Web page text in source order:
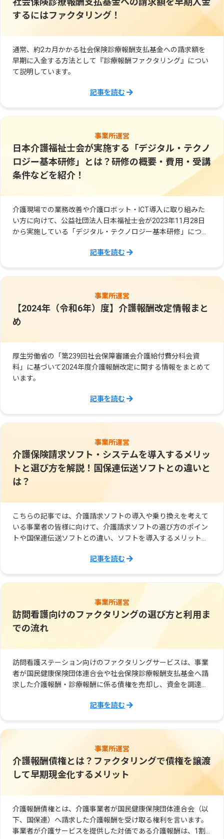
するにはファクタリング！
通常、約2カ月かかる社会保険診療報酬支払基金への請求額を
早期に入金する方法として『診療報酬ファクタリング』につい
て説明しています。
記事を読む
事業所運営
日本介護福祉士会が実施する「デジタル・テクノ
ロジー基本研修」とは？研修の概要・費用・受講
条件などを紹介！
介護現場での業務改善や介護ロボット・ICT導入に取り組みた
い方に向けて、公益社団法人日本福祉士会が2023年11月28日
から実施している「デジタル・テクノロジー基本研修」につい
記事を読む
事業所運営
【2024年（令和6年）度】介護報酬改定情報まと
め
厚生労働省の「第239回社会保障審議会介護給付費分科会資
料」に基づいて2024年度介護報酬改定に関する情報をまとめて
います。
記事を読む
事業所運営
介護保険請求ソフト・システムを導入するメリッ
トと選び方を解説！国保連伝送ソフトとの違いと
は？
こちらの記事では、介護請求ソフトの導入や乗り換えを考えて
いる事業者の皆様に向けて、介護請求ソフトの選び方のポイン
トや国保連伝送ソフトとの違い、ソフトを導入するメリットな
記事を読む
事業所運営
訪問看護向けのファクタリングの選び方と利用ま
での流れ
訪問看護ステーション向けのファクタリングサービスは、事業
者が国民健康保険団体連合会や社会保険診療報酬支払基金へ請
求した介護報酬・診療報酬に係る債権を売却し、資金を調達で
記事を読む
事業所運営
介護報酬債権とは？ファクタリングで債権を譲渡
して早期現金化するメリット
介護報酬債権とは、介護事業者が国民健康保険団体連合会（以
下、国保連）へ請求した介護報酬を受け取る権利を言います。
事業者が介護サービスを提供した対価である介護報酬は、1割